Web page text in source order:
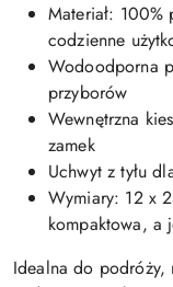
Materiał:
codzienne
Wodoodporna
przyborów
Wewnętrzna
zamek
Uchwyt z tyłu
Wymiary: 12 x
kompaktowa, a
Idealna do podróży,